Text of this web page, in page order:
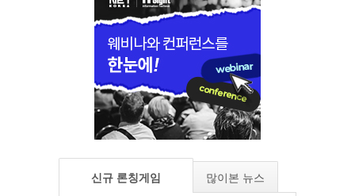
신규 론칭게임 많이본 뉴스